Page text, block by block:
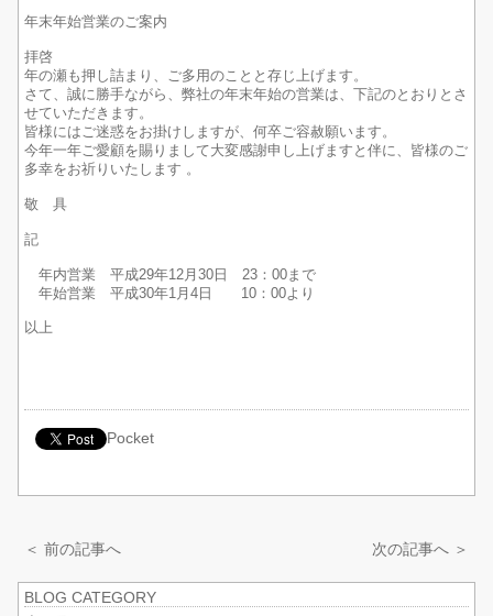
年末年始営業のご案内
拝啓
年の瀬も押し詰まり、ご多用のことと存じ上げます。
さて、誠に勝手ながら、弊社の年末年始の営業は、下記のとおりとさ
せていただきます。
皆様にはご迷惑をお掛けしますが、何卒ご容赦願います。
今年一年ご愛顧を賜りまして大変感謝申し上げますと伴に、皆様のご
多幸をお祈りいたします 。
敬 具
記
年内営業 平成29年12月30日 23：00まで
年始営業 平成30年1月4日 10：00より
以上
Pocket
＜ 前の記事へ 次の記事へ ＞
BLOG CATEGORY